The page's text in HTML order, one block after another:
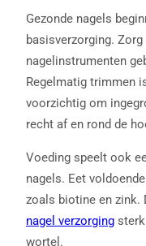
Gezonde nagels
basisverzorging.
nagelinstrumenten
Regelmatig trimmen
voorzichtig om
recht af en rond de
Voeding speelt ook
nagels. Eet
zoals biotine en zink.
nagel verzorging
wortel.